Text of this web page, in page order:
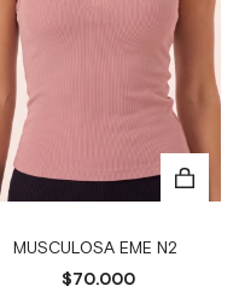
MUSCULOSA EME N2
$70.000